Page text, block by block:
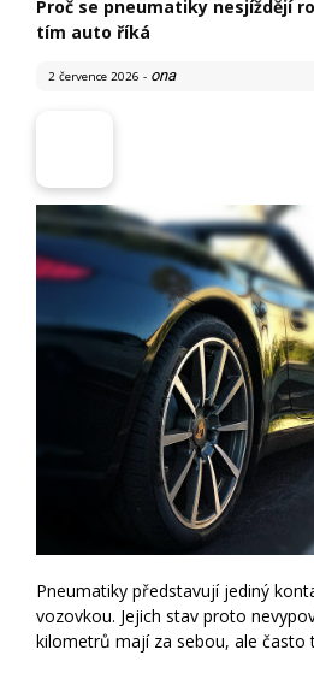
Proč se pneumatiky nesjíždějí
tím auto říká
2 července 2026 - ona
Pneumatiky představují jediný
vozovkou. Jejich stav proto
kilometrů mají za sebou, ale často